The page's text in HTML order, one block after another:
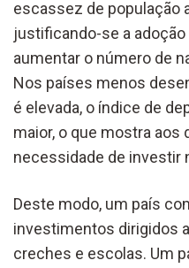
escassez de população
justificando-se a
aumentar o número de
Nos países menos
é elevada, o índice de
maior, o que mostra
necessidade de investir
Deste modo, um país
investimentos dirigidos
creches e escolas. Um